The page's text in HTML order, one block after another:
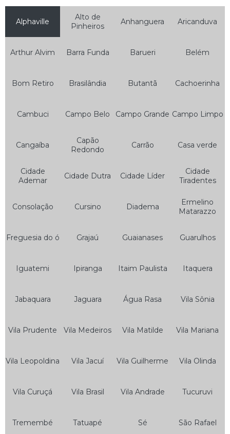
Serviço de Auto Socorro Moto
Serviço de Auto Socorro para Motos
Serviço de Guincho Auto Socorro
Bateria 12v 5ah Moto
Bateria da Moto
Bateria de Moto
Bateria de Moto 160
Bateria de Moto 6 Amperes
Bateria de Moto Heliar
Bateria Heliar para Moto
Alphaville
Alto de
Pinheiros
Anhanguera Aricanduva
Arthur Alvim Barra Funda Barueri Belém
Bom Retiro Brasilândia Butantã Cachoerinha
Cambuci Campo Belo Campo Grande Campo Limpo
Cangaíba
Capão
Redondo
Carrão Casa verde
Cidade
Ademar
Cidade Dutra Cidade Líder
Cidade
Tiradentes
Consolação Cursino Diadema
Ermelino
Matarazzo
Freguesia do ó Grajaú Guaianases Guarulhos
Iguatemi Ipiranga Itaim Paulista Itaquera
Jabaquara Jaguara Água Rasa Vila Sônia
Vila Prudente Vila Medeiros Vila Matilde Vila Mariana
Vila Leopoldina Vila Jacuí Vila Guilherme Vila Olinda
Vila Curuçá Vila Brasil Vila Andrade Tucuruvi
Tremembé Tatuapé Sé São Rafael